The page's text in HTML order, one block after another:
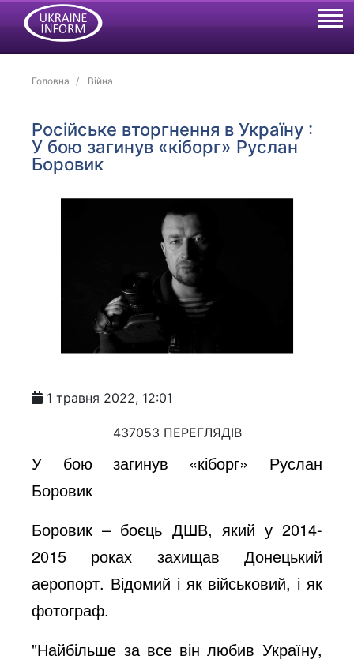
Головна Війна
Російське вторгнення в Україну :
У бою загинув «кіборг» Руслан
Боровик
1 травня 2022, 12:01
437053 ПЕРЕГЛЯДІВ
У бою загинув «кіборг» Руслан
Боровик
Боровик – боєць ДШВ, який у 2014-
2015 роках захищав Донецький
аеропорт. Відомий і як військовий, і як
фотограф.
"Найбільше за все він любив Україну,